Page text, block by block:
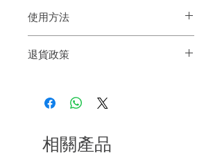
使用方法
乾濕髮2用 ，逐少塗搽在中間至髮尾，以
＊還可用於身體其他地方作保濕之用
退貨政策
到我們的產品後的前7天內通過電子郵件
相關產品